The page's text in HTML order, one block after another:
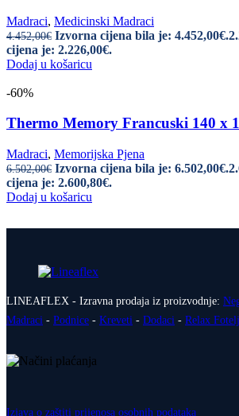
Madraci, Medicinski Madraci
4.452,00€ Izvorna cijena bila je: 4.452,00€.
cijena je: 2.226,00€.
Dodaj u košaricu
-60%
Thermo Memory Francuski 140 x
Madraci, Memorijska Pjena
6.502,00€ Izvorna cijena bila je: 6.502,00€.
cijena je: 2.600,80€.
Dodaj u košaricu
LINEAFLEX - Izravna prodaja iz proizvodnje:
Madraci - Podnice - Kreveti - Dodaci - Relax
Izjava o zaštiti prijenosa osobnih podataka